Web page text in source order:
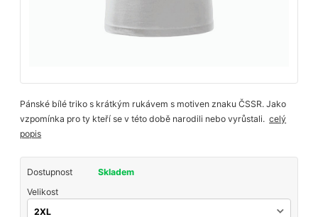
Pánské bílé triko s krátkým rukávem s motiven znaku ČSSR. Jako
vzpomínka pro ty kteří se v této době narodili nebo vyrůstali.celý
popis
Dostupnost
Skladem
Velikost